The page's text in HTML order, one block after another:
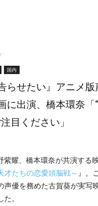
国内
らせたい』アニメ
に出演、橋本環奈「
目ください」
紫耀、橋本環奈が共演する
才たちの恋愛頭脳戦～ 』。
声優を務めた古賀葵が実写
。